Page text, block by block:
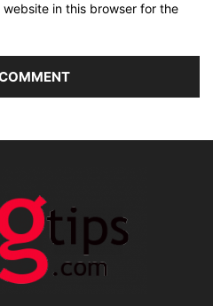
in this browser for the